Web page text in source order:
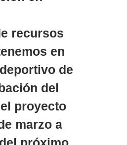
recursos
en
de
del
proyecto
marzo a